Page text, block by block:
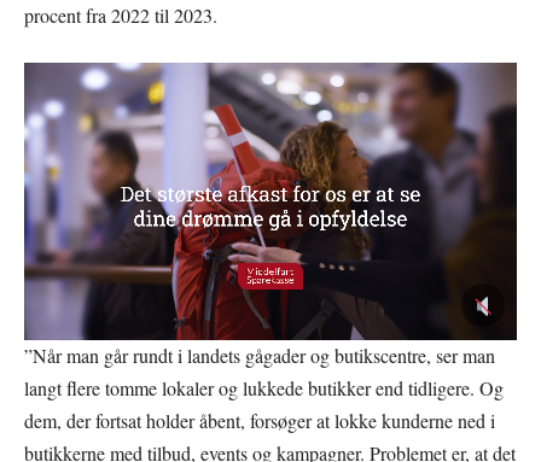
procent fra 2022 til 2023.
”Når man går rundt i landets gågader og butikscentre, ser man
langt flere tomme lokaler og lukkede butikker end tidligere. Og
dem, der fortsat holder åbent, forsøger at lokke kunderne ned i
butikkerne med tilbud, events og kampagner. Problemet er, at det